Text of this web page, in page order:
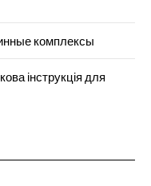
комплексы
інструкція для